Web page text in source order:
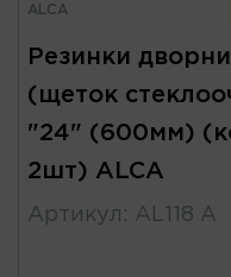
ALCA
Резинки
(щеток
"24" (600мм)
2шт) ALCA
Артикул : AL118 A